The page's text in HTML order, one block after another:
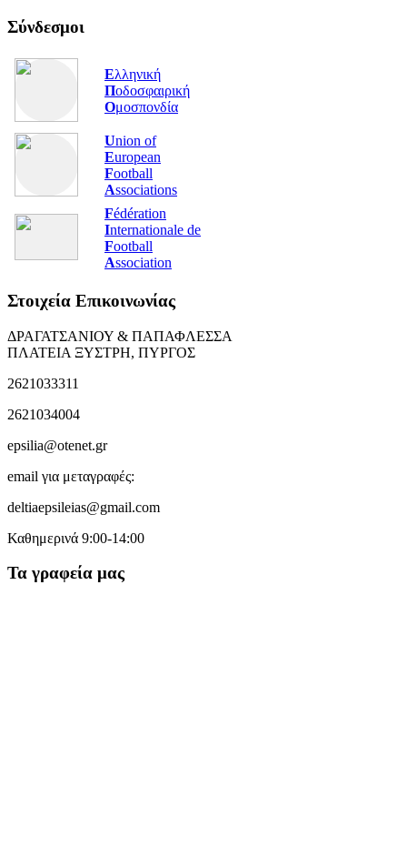
Σύνδεσμοι
Ελληνική
Ποδοσφαιρική
Ομοσπονδία
Union of
European
Football
Associations
Fédération
Internationale de
Football
Association
Στοιχεία Επικοινωνίας
ΔΡΑΓΑΤΣΑΝΙΟΥ & ΠΑΠΑΦΛΕΣΣΑ
ΠΛΑΤΕΙΑ ΞΥΣΤΡΗ, ΠΥΡΓΟΣ
2621033311
2621034004
epsilia@otenet.gr
email για μεταγραφές:
deltiaepsileias@gmail.com
Καθημερινά 9:00-14:00
Τα γραφεία μας